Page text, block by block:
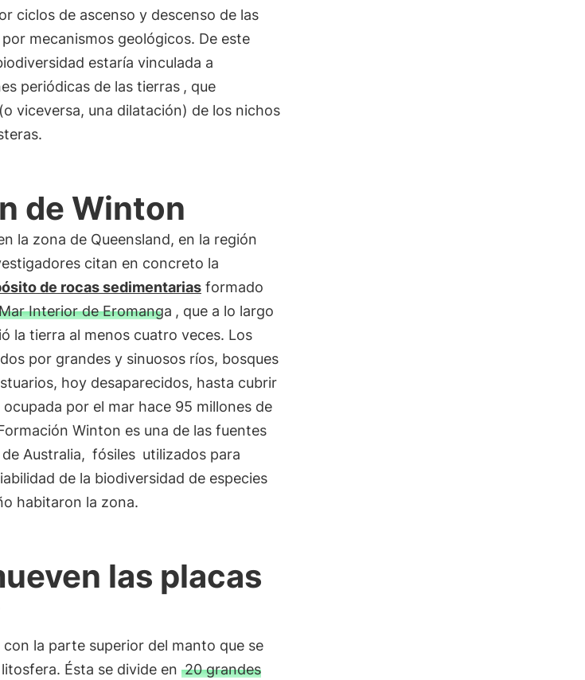
ciclos de ascenso y descenso de las
mecanismos geológicos. De este
estaría vinculada a
periódicas de las tierras , que
viceversa, una dilatación) de los nichos
de Winton
la zona de Queensland, en la región
citan en concreto la
de rocas sedimentariasformado
Interior de Eromanga , que a lo largo
la tierra al menos cuatro veces. Los
por grandes y sinuosos ríos, bosques
hoy desaparecidos, hasta cubrir
por el mar hace 95 millones de
Winton es una de las fuentes
Australia, fósiles utilizados para
de la biodiversidad de especies
habitaron la zona.
las placas
la parte superior del manto que se
Ésta se divide en 20 grandes